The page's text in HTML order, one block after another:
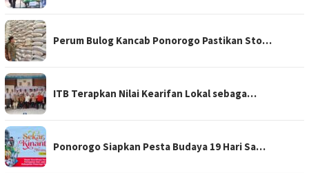
Perum Bulog Kancab Ponorogo Pastikan Sto…
ITB Terapkan Nilai Kearifan Lokal sebaga…
Ponorogo Siapkan Pesta Budaya 19 Hari Sa…